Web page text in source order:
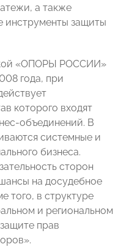
а также
защиты
«ОПОРЫ РОССИИ»
года, при
которого входят
объединений. В
системные и
бизнеса.
сторон
на досудебное
того, в структуре
и региональном
прав